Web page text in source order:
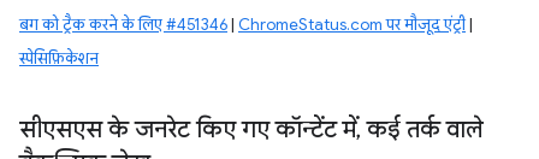
बग को ट्रैक करने के लिए #451346| ChromeStatus.com पर मौजूद एंट्री|
स्पेसिफ़िकेशन
सीएसएस के जनरेट किए गए कॉन्टेंट में, कई तर्क वाले